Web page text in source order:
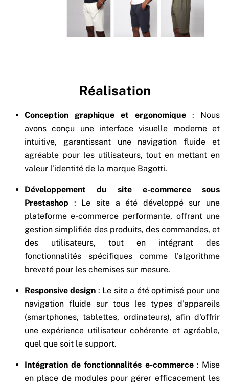
Réalisation
Conception graphique et ergonomique : Nous
avons conçu une interface visuelle moderne et
intuitive, garantissant une navigation fluide et
agréable pour les utilisateurs, tout en mettant en
valeur l’identité de la marque Bagotti.
Développement du site e-commerce sous
Prestashop : Le site a été développé sur une
plateforme e-commerce performante, offrant une
gestion simplifiée des produits, des commandes, et
des utilisateurs, tout en intégrant des
fonctionnalités spécifiques comme l'algorithme
breveté pour les chemises sur mesure.
Responsive design : Le site a été optimisé pour une
navigation fluide sur tous les types d’appareils
(smartphones, tablettes, ordinateurs), afin d'offrir
une expérience utilisateur cohérente et agréable,
quel que soit le support.
Intégration de fonctionnalités e-commerce: Mise
en place de modules pour gérer efficacement les